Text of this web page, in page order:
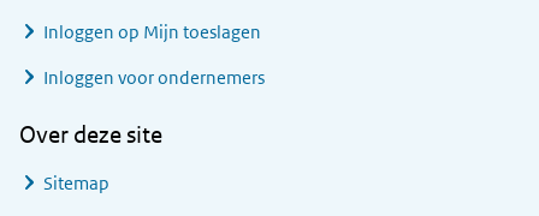
Inloggen op Mijn toeslagen
Inloggen voor ondernemers
Over deze site
Sitemap